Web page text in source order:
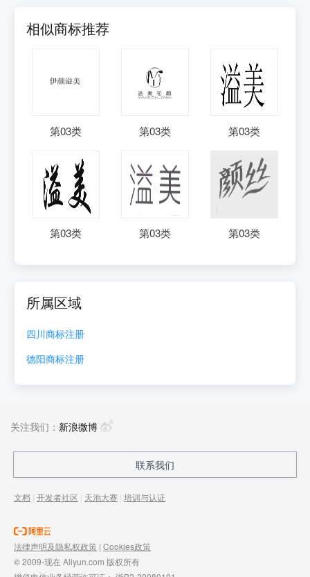
相似商标推荐
第03类 第03类 第03类
第03类 第03类 第03类
所属区域
四川商标注册
德阳商标注册